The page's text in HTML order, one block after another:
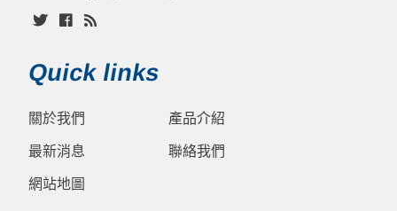
Quick links
關於我們 產品介紹
最新消息 聯絡我們
網站地圖